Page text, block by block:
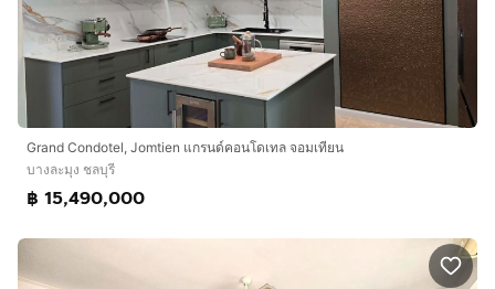
Grand Condotel, Jomtien แกรนด์คอนโดเทล จอมเทียน
บางละมุง ชลบุรี
฿ 15,490,000